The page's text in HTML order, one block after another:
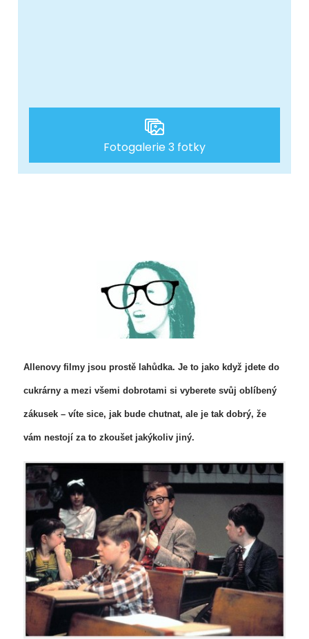
Fotogalerie 3 fotky
Allenovy filmy jsou prostě lahůdka. Je to jako když jdete do
cukrárny a mezi všemi dobrotami si vyberete svůj oblíbený
zákusek – víte sice, jak bude chutnat, ale je tak dobrý, že
vám nestojí za to zkoušet jakýkoliv jiný.